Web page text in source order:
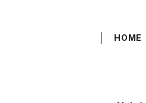
HOME